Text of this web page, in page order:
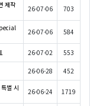
제작
26-07-06 703
26-07-06 584
26-07-02 553
26-06-28 452
별 시
26-06-24 1719